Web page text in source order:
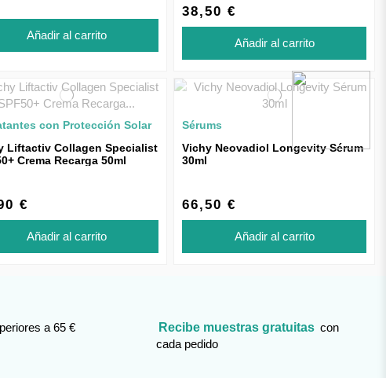
Añadir al carrito
38,50 €
Añadir al carrito
con Protección Solar
Liftactiv Collagen Specialist
Crema Recarga 50ml
€
Añadir al carrito
Sérums
Vichy Neovadiol Longevity Sérum
30ml
66,50 €
Añadir al carrito
a 65 € Recibe muestras gratuitas con
cada pedido